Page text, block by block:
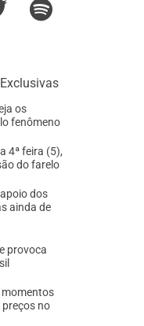
Exclusivas
os
fenômeno
4ª feira (5),
do farelo
dos
ainda de
provoca
momentos
no